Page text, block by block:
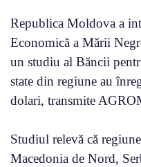
Republica Moldova a
Economică a Mării
un studiu al Băncii
state din regiune au
dolari, transmite
Studiul relevă că
Macedonia de Nord,